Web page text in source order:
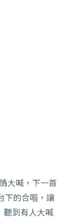
大喊，下一首
下的合唱，讓
聽到有人大喊